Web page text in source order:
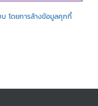
บ โดยการล้างข้อมูลคุกกี้